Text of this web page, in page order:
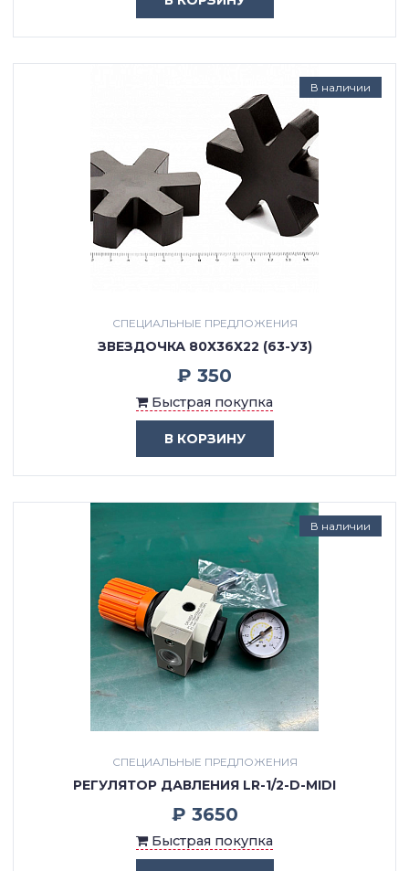
В наличии
СПЕЦИАЛЬНЫЕ ПРЕДЛОЖЕНИЯ
ЗВЕЗДОЧКА 80Х36Х22 (63-У3)
₽ 350
Быстрая покупка
В КОРЗИНУ
В наличии
СПЕЦИАЛЬНЫЕ ПРЕДЛОЖЕНИЯ
РЕГУЛЯТОР ДАВЛЕНИЯ LR-1/2-D-MIDI
₽ 3650
Быстрая покупка